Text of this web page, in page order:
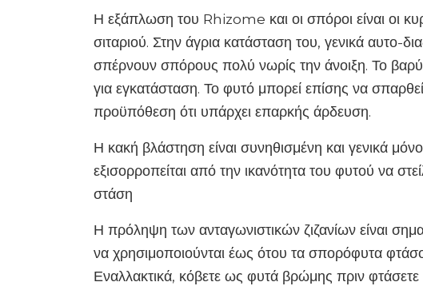
Η εξάπλωση του Rhizome και οι σπόροι είναι οι
σιταριού. Στην άγρια ​​κατάσταση του, γενικά αυτο-
σπέρνουν σπόρους πολύ νωρίς την άνοιξη. Το
για εγκατάσταση. Το φυτό μπορεί επίσης να
προϋπόθεση ότι υπάρχει επαρκής άρδευση.
Η κακή βλάστηση είναι συνηθισμένη και γενικά
εξισορροπείται από την ικανότητα του φυτού να
στάση
Η πρόληψη των ανταγωνιστικών ζιζανίων είναι
να χρησιμοποιούνται έως ότου τα σπορόφυτα
Εναλλακτικά, κόβετε ως φυτά βρώμης πριν